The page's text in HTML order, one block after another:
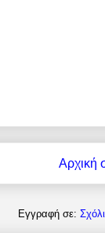
Αρχική
Εγγραφή σε: